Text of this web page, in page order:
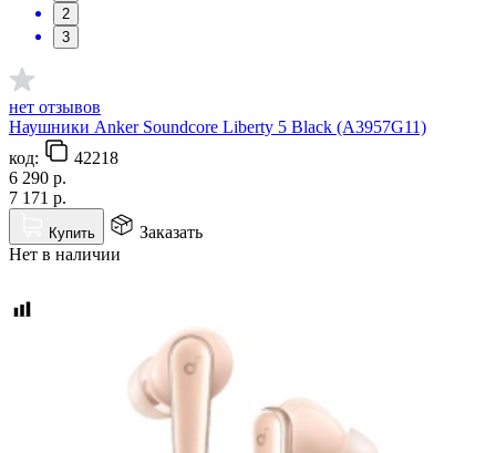
2
3
нет отзывов
Наушники Anker Soundcore Liberty 5 Black (A3957G11)
код:
42218
6 290 р.
7 171 р.
Купить
Заказать
Нет в наличии